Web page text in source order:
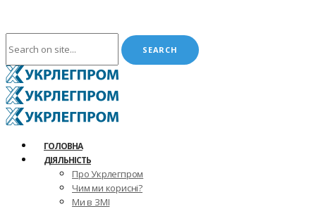
ГОЛОВНА
ДІЯЛЬНІСТЬ
Про Укрлегпром
Чим ми корисні?
Ми в ЗМІ